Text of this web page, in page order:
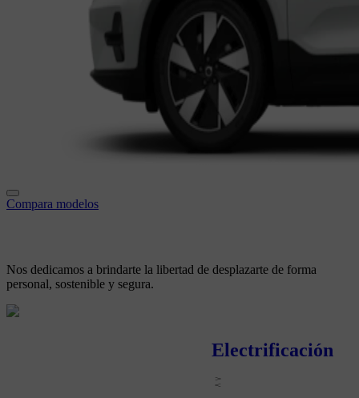
Compara modelos
Nos dedicamos a brindarte la libertad de desplazarte de forma
personal, sostenible y segura.
Electrificación